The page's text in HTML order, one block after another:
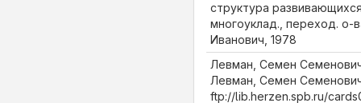
структура
многоуклад., переход. о-
Иванович, 1978
Левман, Семен
Левман, Семен
ftp://lib.herzen.spb.ru/